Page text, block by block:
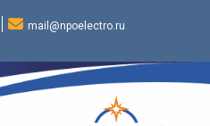
mail@npoelectro.ru